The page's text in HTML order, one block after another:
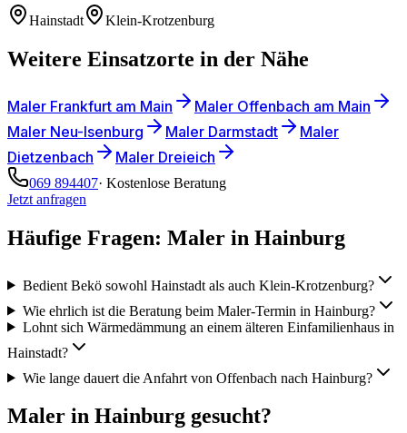
Hainstadt Klein-Krotzenburg
Weitere Einsatzorte in der Nähe
Maler Frankfurt am Main Maler Offenbach am Main
Maler Neu-Isenburg Maler Darmstadt
Maler
Dietzenbach
Maler Dreieich
069 894407· Kostenlose Beratung
Jetzt anfragen
Häufige Fragen: Maler in Hainburg
Bedient Bekö sowohl Hainstadt als auch Klein-Krotzenburg?
Wie ehrlich ist die Beratung beim Maler-Termin in Hainburg?
Lohnt sich Wärmedämmung an einem älteren Einfamilienhaus in
Hainstadt?
Wie lange dauert die Anfahrt von Offenbach nach Hainburg?
Maler in Hainburg gesucht?